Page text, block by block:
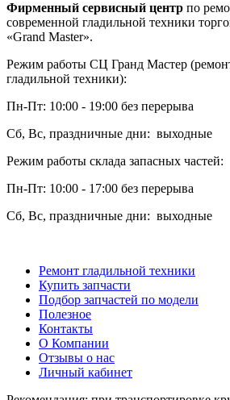
Фирменный сервисный центр по
современной гладильной техники
«Grand Master».
Режим работы СЦ Гранд Мастер
гладильной техники):
Пн-Пт: 10:00 - 19:00 без перерыва
Сб, Вс, праздничные дни: выходные
Режим работы склада запасных частей:
Пн-Пт: 10:00 - 17:00 без перерыва
Сб, Вс, праздничные дни: выходные
Ремонт гладильной техники
Купить запчасти
Подбор запчастей по модели
Полезное
Контакты
О Компании
Отзывы о нас
Личный кабинет